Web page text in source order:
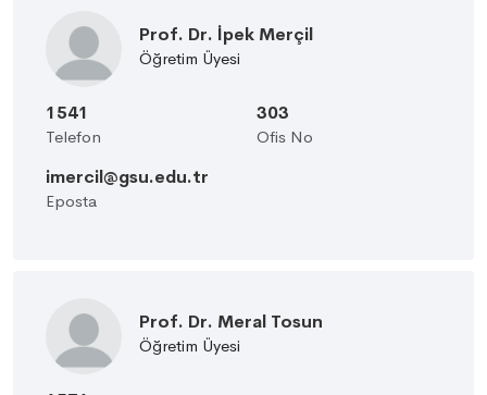
Prof. Dr. İpek Merçil
Öğretim Üyesi
1541
Telefon
303
Ofis No
imercil@gsu.edu.tr
Eposta
Prof. Dr. Meral Tosun
Öğretim Üyesi